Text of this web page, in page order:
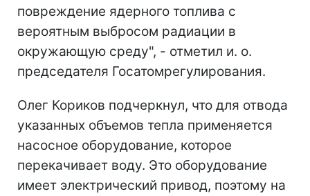
повреждение ядерного топлива с
вероятным выбросом радиации в
окружающую среду", - отметил и. о.
председателя Госатомрегулирования.
Олег Кориков подчеркнул, что для отвода
указанных объемов тепла применяется
насосное оборудование, которое
перекачивает воду. Это оборудование
имеет электрический привод, поэтому на